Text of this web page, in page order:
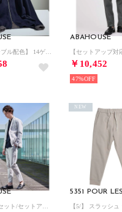
ABAHOUSE
￥10,452
47%
NEW